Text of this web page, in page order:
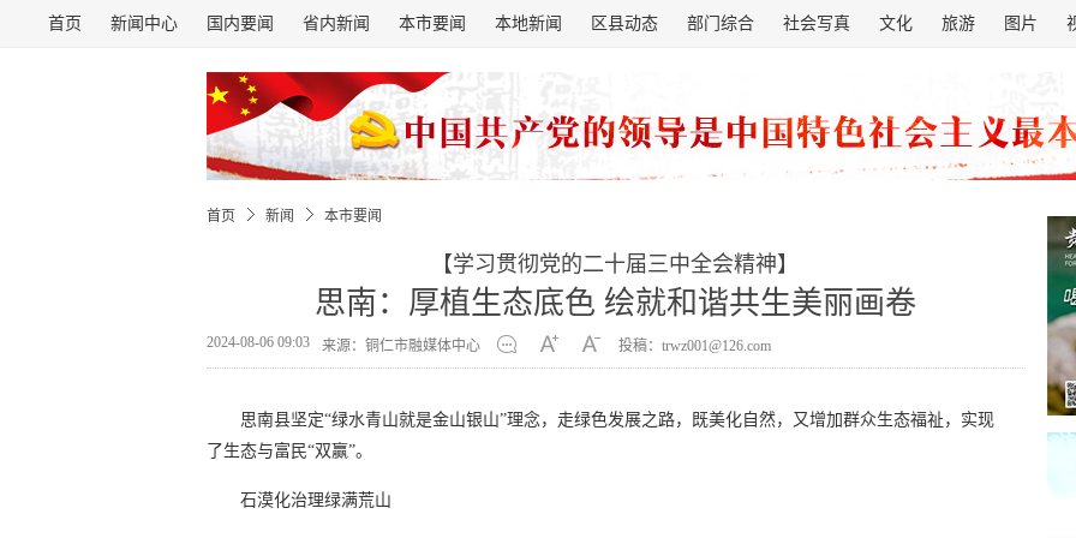
首页 新闻中心 国内要闻 省内新闻 本市要闻 本地新闻 区县动态 部门综合 社会写真 文化 旅游 图片
首页 新闻 本市要闻
【学习贯彻党的二十届三中全会精神】
思南：厚植生态底色 绘就和谐共生美丽画卷
2024-08-06 09:03 来源：铜仁市融媒体中心 投稿：trwz001@126.com
思南县坚定“绿水青山就是金山银山”理念，走绿色发展之路，既美化自然，又增加群众生态福祉，实现
了生态与富民“双赢”。
石漠化治理绿满荒山